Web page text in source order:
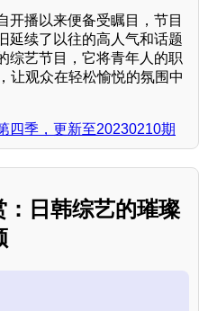
开播以来便备受瞩目，节目
延续了以往的高人气和话题
综艺节目，它将青年人的职
让观众在轻松愉悦的氛围中
四季，更新至20230210期
日韩综艺的璀璨